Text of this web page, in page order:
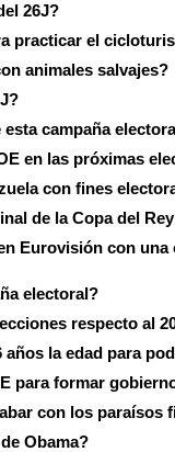
26J?
practicar el
animales salvajes?
campaña
en las próximas
con fines
de la Copa del
Eurovisión con una
electoral?
respecto al
años la edad para
para formar
con los paraísos
Obama?